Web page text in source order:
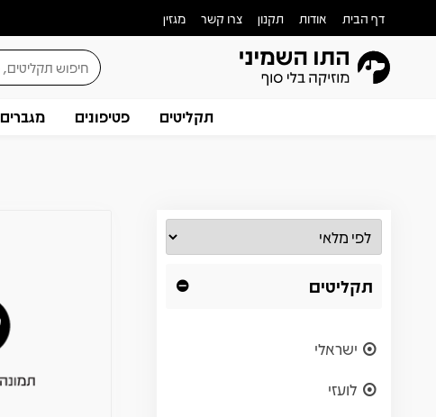
דף הבית אודות תקנון צרו קשר מגזין
תקליטים פטיפונים מגברים
תקליטים
ישראלי
לועזי